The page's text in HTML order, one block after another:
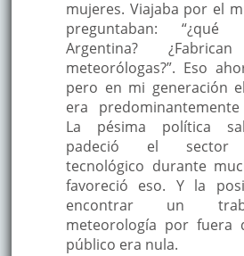
mujeres. Viajaba por el
preguntaban:
Argentina?
meteorólogas?”. Eso
pero en mi generación
era
La pésima política
padeció el sector
tecnológico durante
favoreció eso. Y la
encontrar un
meteorología por fuera
público era nula.